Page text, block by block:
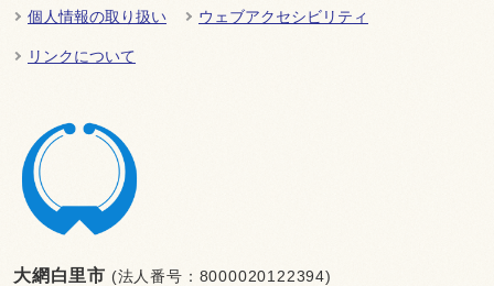
個人情報の取り扱い ウェブアクセシビリティ
リンクについて
大網白里市 (法人番号：8000020122394)